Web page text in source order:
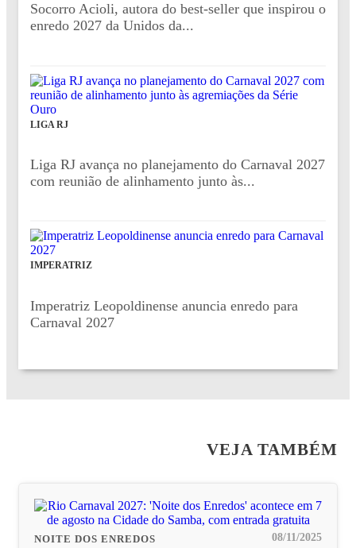
Socorro Acioli, autora do best-seller que inspirou o
enredo 2027 da Unidos da...
LIGA RJ
Liga RJ avança no planejamento do Carnaval 2027
com reunião de alinhamento junto às...
IMPERATRIZ
Imperatriz Leopoldinense anuncia enredo para
Carnaval 2027
VEJA TAMBÉM
NOITE DOS ENREDOS 08/11/2025